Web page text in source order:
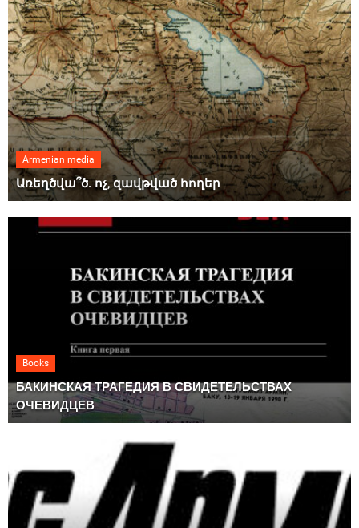
Armenian media
Առեղծվա՞ծ. ոչ, զավթված հողեր
Books
БАКИНСКАЯ ТРАГЕДИЯ В СВИДЕТЕЛЬСТВАХ
ОЧЕВИДЦЕВ